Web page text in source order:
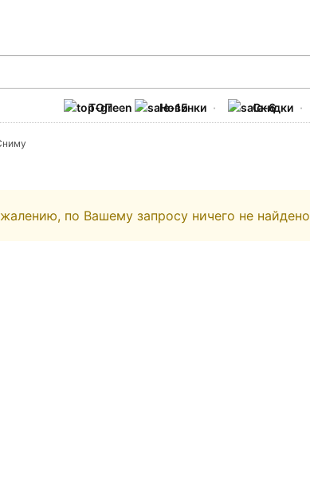
ТОП Новинки Скидки
по Вашему запросу ничего не найдено